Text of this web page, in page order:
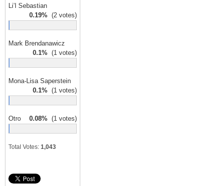
Li’l Sebastian
0.19% (2 votes)
Mark Brendanawicz
0.1% (1 votes)
Mona-Lisa Saperstein
0.1% (1 votes)
Otro 0.08% (1 votes)
Total Votes: 1,043